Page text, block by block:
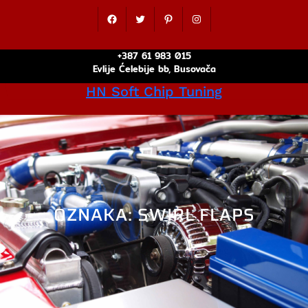
Facebook Twitter Pinterest Instagram
+387 61 983 015
Evlije Ćelebije bb, Busovača
HN Soft Chip Tuning
OZNAKA:SWIRL FLAPS